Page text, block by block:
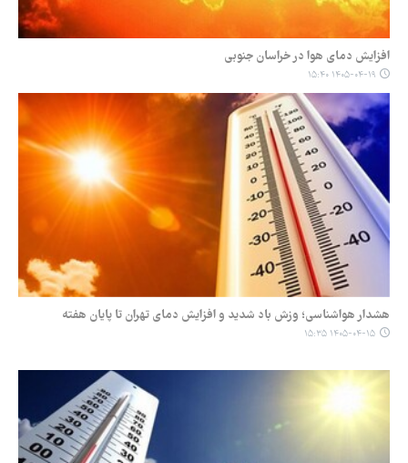
افزایش دمای هوا در خراسان جنوبی
۱۴۰۵-۰۴-۱۹ ۱۵:۴۰
هشدار هواشناسی؛ وزش باد شدید و افزایش دمای تهران تا پایان هفته
۱۴۰۵-۰۴-۱۵ ۱۵:۳۵